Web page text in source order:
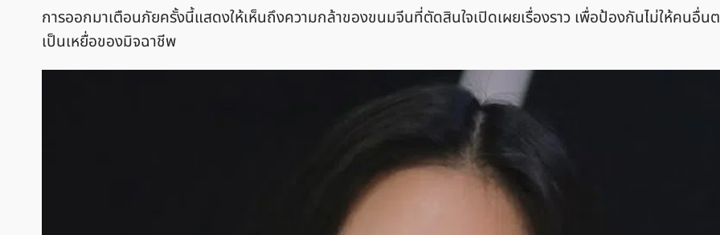
การออกมาเตือนภัยครั้งนี้แสดงให้เห็นถึงความกล้าของขนมจีนที่ตัดสินใจเปิดเผยเรื่องราว เพื่อป้องกันไม่ให้คนอื่น
เป็นเหยื่อของมิจฉาชีพ